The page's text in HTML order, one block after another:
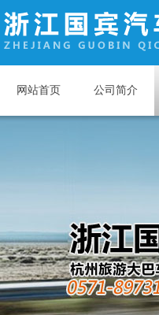
网站首页 公司简介